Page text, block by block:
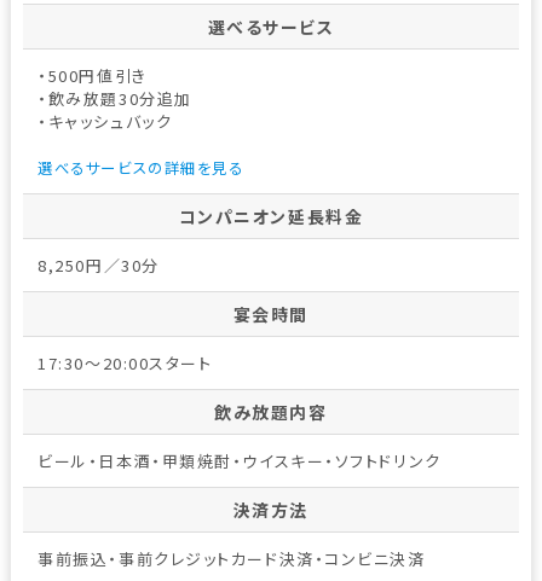
選べるサービス
・500円値引き
・飲み放題30分追加
・キャッシュバック
選べるサービスの詳細を見る
コンパニオン延長料金
8,250円／30分
宴会時間
17:30～20:00スタート
飲み放題内容
ビール・日本酒・甲類焼酎・ウイスキー・ソフトドリンク
決済方法
事前振込・事前クレジットカード決済・コンビニ決済